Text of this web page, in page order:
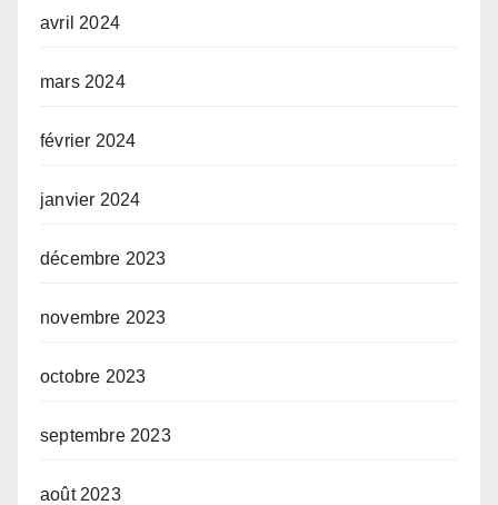
avril 2024
mars 2024
février 2024
janvier 2024
décembre 2023
novembre 2023
octobre 2023
septembre 2023
août 2023